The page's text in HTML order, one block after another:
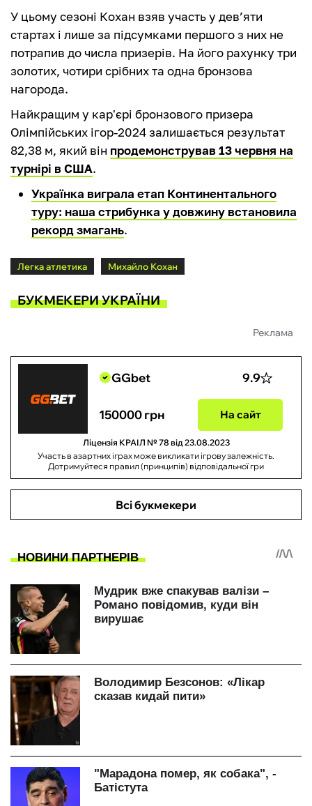
У цьому сезоні Кохан взяв участь у дев’яти
стартах і лише за підсумками першого з них не
потрапив до числа призерів. На його рахунку три
золотих, чотири срібних та одна бронзова
нагорода.
Найкращим у кар'єрі бронзового призера
Олімпійських ігор-2024 залишається результат
82,38 м, який він продемонстрував 13 червня на
турнірі в США.
Українка виграла етап Континентального
туру: наша стрибунка у довжину встановила
рекорд змагань.
Легка атлетика Михайло Кохан
БУКМЕКЕРИ УКРАЇНИ
Реклама
GGbet 9.9
150000 грн На сайт
Ліцензія КРАІЛ № 78 від 23.08.2023
Участь в азартних іграх може викликати ігрову залежність.
Дотримуйтеся правил (принципів) відповідальної гри
Всі букмекери